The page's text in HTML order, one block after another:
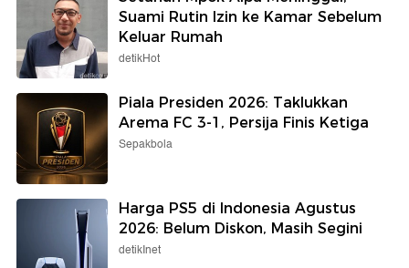
Suami Rutin Izin ke Kamar Sebelum
Keluar Rumah
detikHot
Piala Presiden 2026: Taklukkan
Arema FC 3-1, Persija Finis Ketiga
Sepakbola
Harga PS5 di Indonesia Agustus
2026: Belum Diskon, Masih Segini
detikInet